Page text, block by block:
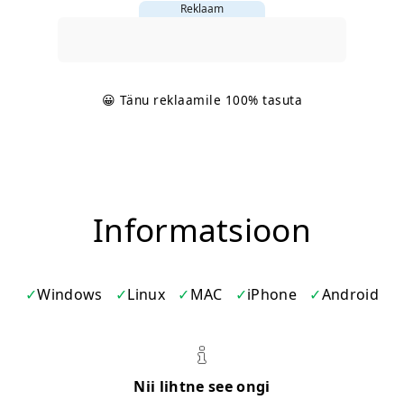
Reklaam
😀 Tänu reklaamile 100% tasuta
Informatsioon
Windows Linux MAC iPhone Android
Nii lihtne see ongi